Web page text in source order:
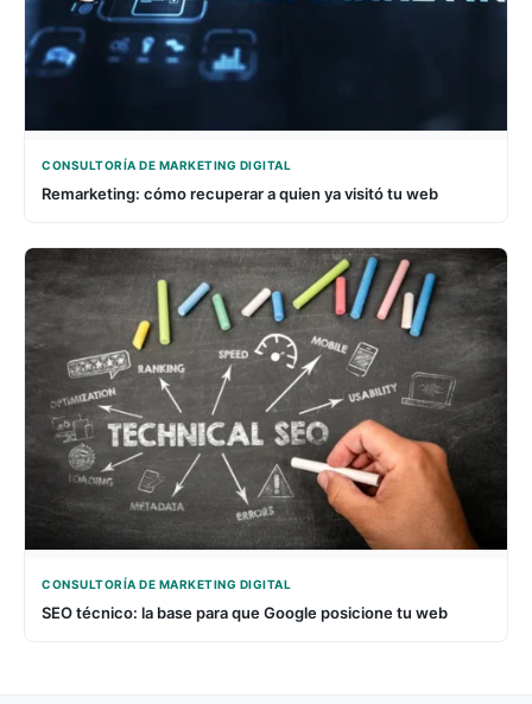
CONSULTORÍA DE MARKETING DIGITAL
Remarketing: cómo recuperar a quien ya visitó tu web
CONSULTORÍA DE MARKETING DIGITAL
SEO técnico: la base para que Google posicione tu web